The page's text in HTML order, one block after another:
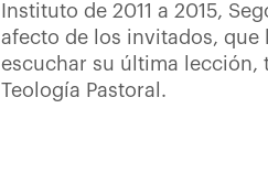
Instituto de 2011 a 2015,
afecto de los invitados, que
escuchar su última lección,
Teología Pastoral.